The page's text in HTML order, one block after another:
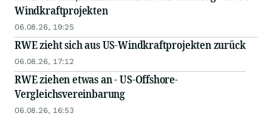
Windkraftprojekten
06.08.26, 19:25
RWE zieht sich aus US-Windkraftprojekten zurück
06.08.26, 17:12
RWE ziehen etwas an - US-Offshore-
Vergleichsvereinbarung
06.08.26, 16:53